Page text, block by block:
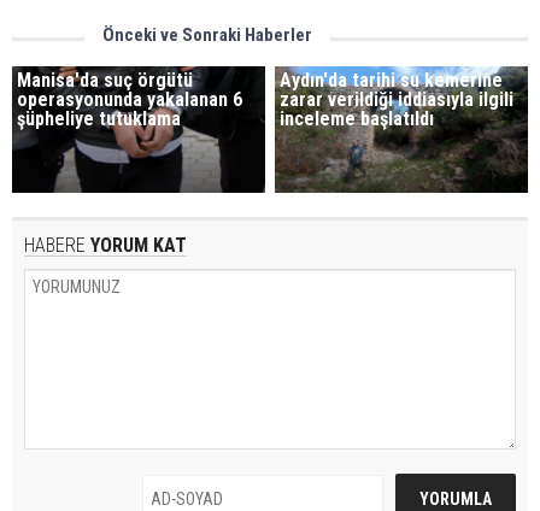
Önceki ve Sonraki Haberler
Manisa'da suç örgütü
operasyonunda yakalanan 6
şüpheliye tutuklama
Aydın'da tarihi su kemerine
zarar verildiği iddiasıyla ilgili
inceleme başlatıldı
HABERE YORUM KAT